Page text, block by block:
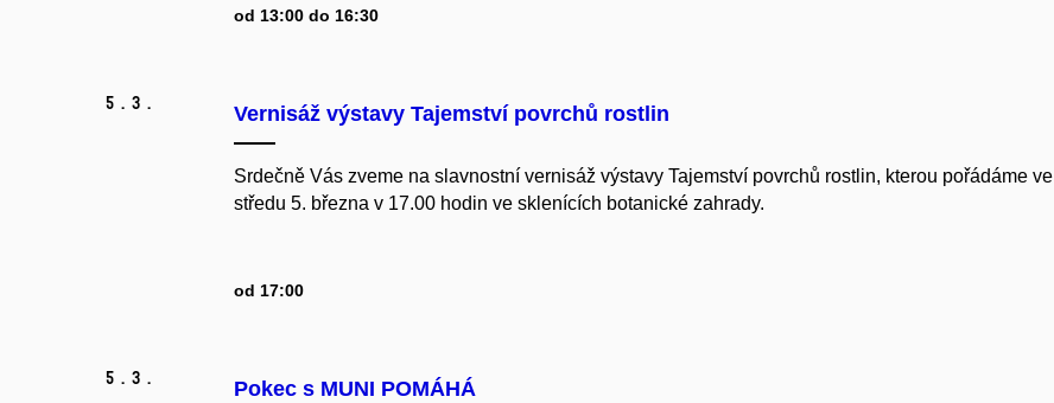
od 13:00 do 16:30
5. 3. Vernisáž výstavy Tajemství povrchů rostlin
Srdečně Vás zveme na slavnostní vernisáž výstavy Tajemství povrchů rostlin, kterou pořádáme ve
středu 5. března v 17.00 hodin ve sklenících botanické zahrady.
od 17:00
5. 3. Pokec s MUNI POMÁHÁ